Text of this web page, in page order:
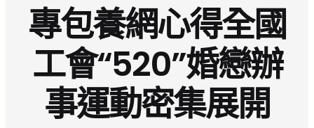
專包養網心得全國
工會“520”婚戀辦
事運動密集展開